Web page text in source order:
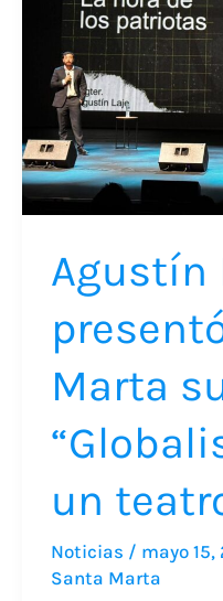
Agustín
Marta
un
Noticias / mayo 15,
Santa Marta
Santa
Marta
su
libro
“Globalismo”
ante
teatro
lleno